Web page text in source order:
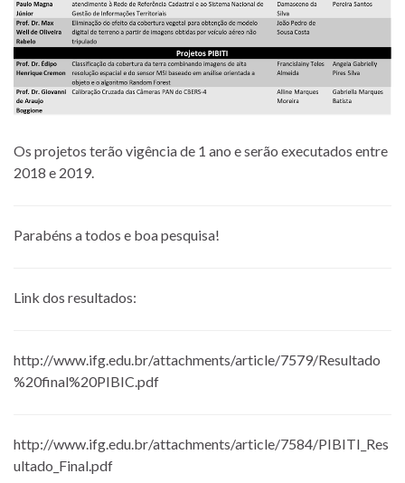
Os projetos terão vigência de 1 ano e serão executados entre
2018 e 2019.
Parabéns a todos e boa pesquisa!
Link dos resultados:
http://www.ifg.edu.br/attachments/article/7579/Resultado
%20final%20PIBIC.pdf
http://www.ifg.edu.br/attachments/article/7584/PIBITI_Res
ultado_Final.pdf